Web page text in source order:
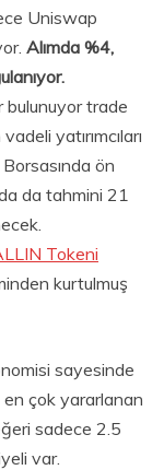
Uniswap
Alımda %4,
bulunuyor trade
yatırımcıları
ön
da tahmini 21
Tokeni
kurtulmuş
sayesinde
çok yararlanan
sadece 2.5
var.